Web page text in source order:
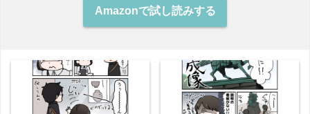
Amazonで試し読みする